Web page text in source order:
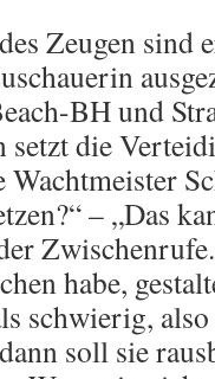
Zeugen
BH und
setzt die
– „Das
habe,
schwierig,
soll sie